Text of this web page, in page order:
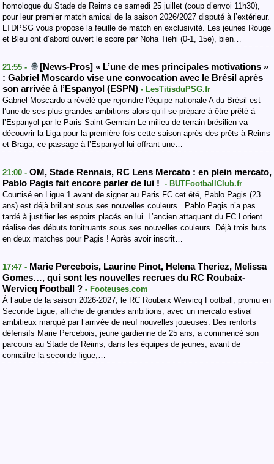
homologue du Stade de Reims ce samedi 25 juillet (coup d’envoi 11h30),
pour leur premier match amical de la saison 2026/2027 disputé à l’extérieur.
LTDPSG vous propose la feuille de match en exclusivité. Les jeunes Rouge
et Bleu ont d’abord ouvert le score par Noha Tiehi (0-1, 15e), bien…
21:55 -
[News-Pros] « L’une de mes principales motivations »
: Gabriel Moscardo vise une convocation avec le Brésil après
son arrivée à l’Espanyol (ESPN) - LesTitisduPSG.fr
Gabriel Moscardo a révélé que rejoindre l’équipe nationale A du Brésil est
l’une de ses plus grandes ambitions alors qu’il se prépare à être prêté à
l’Espanyol par le Paris Saint-Germain Le milieu de terrain brésilien va
découvrir la Liga pour la première fois cette saison après des prêts à Reims
et Braga, ce passage à l’Espanyol lui offrant une…
21:00 - OM, Stade Rennais, RC Lens Mercato : en plein mercato,
Pablo Pagis fait encore parler de lui ! - BUTFootballClub.fr
Courtisé en Ligue 1 avant de signer au Paris FC cet été, Pablo Pagis (23
ans) est déjà brillant sous ses nouvelles couleurs. Pablo Pagis n’a pas
tardé à justifier les espoirs placés en lui. L’ancien attaquant du FC Lorient
réalise des débuts tonitruants sous ses nouvelles couleurs. Déjà trois buts
en deux matches pour Pagis ! Après avoir inscrit…
17:47 - Marie Percebois, Laurine Pinot, Helena Theriez, Melissa
Gomes…, qui sont les nouvelles recrues du RC Roubaix-
Wervicq Football ? - Footeuses.com
À l’aube de la saison 2026-2027, le RC Roubaix Wervicq Football, promu en
Seconde Ligue, affiche de grandes ambitions, avec un mercato estival
ambitieux marqué par l’arrivée de neuf nouvelles joueuses. Des renforts
défensifs Marie Percebois, jeune gardienne de 25 ans, a commencé son
parcours au Stade de Reims, dans les équipes de jeunes, avant de
connaître la seconde ligue,…